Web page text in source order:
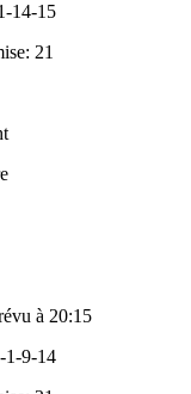
14-15
21
à 20:15
1-9-14